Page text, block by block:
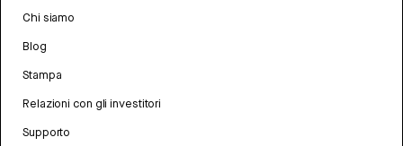
Chi siamo
Blog
Stampa
Relazioni con gli investitori
Supporto